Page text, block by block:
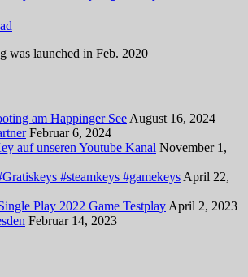
was launched in Feb. 2020
am Happinger See August 16, 2024
Februar 6, 2024
auf unseren Youtube Kanal November 1,
#steamkeys #gamekeys April 22,
Play 2022 Game Testplay April 2, 2023
Februar 14, 2023